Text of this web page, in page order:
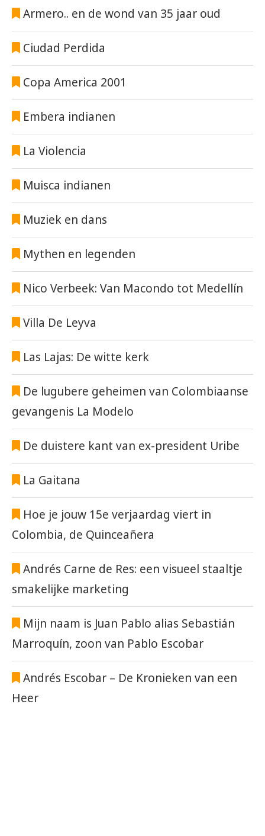
Armero.. en de wond van 35 jaar oud
Ciudad Perdida
Copa America 2001
Embera indianen
La Violencia
Muisca indianen
Muziek en dans
Mythen en legenden
Nico Verbeek: Van Macondo tot Medellín
Villa De Leyva
Las Lajas: De witte kerk
De lugubere geheimen van Colombiaanse
gevangenis La Modelo
De duistere kant van ex-president Uribe
La Gaitana
Hoe je jouw 15e verjaardag viert in
Colombia, de Quinceañera
Andrés Carne de Res: een visueel staaltje
smakelijke marketing
Mijn naam is Juan Pablo alias Sebastián
Marroquín, zoon van Pablo Escobar
Andrés Escobar – De Kronieken van een
Heer